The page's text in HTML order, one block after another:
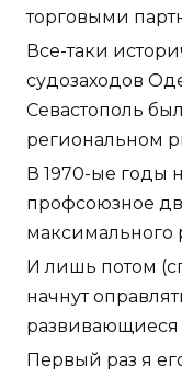
торговыми
Все-таки
судозаходов
Севастополь
региональном
В 1970-ые годы
профсоюзное
максимального
И лишь потом
начнут
развивающиеся
Первый раз я